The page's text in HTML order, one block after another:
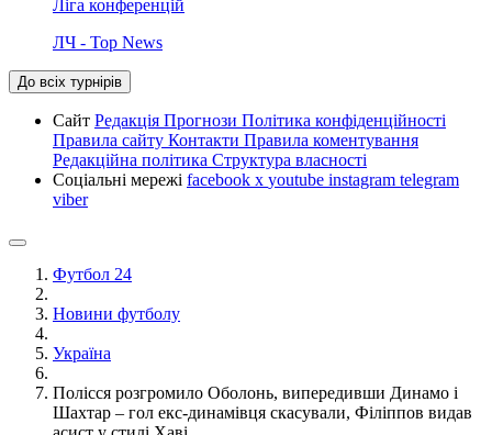
Ліга конференцій
ЛЧ - Top News
До всіх турнірів
Сайт Редакція Прогнози Політика конфіденційності
Правила сайту Контакти Правила коментування
Редакційна політика Структура власності
Соціальні мережі facebook x youtube instagram telegram
viber
Футбол 24
Новини футболу
Україна
Полісся розгромило Оболонь, випередивши Динамо і
Шахтар – гол екс-динамівця скасували, Філіппов видав